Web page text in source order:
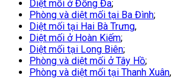
Diệt mối ở Đống Đa;
Phòng và diệt mối tại Ba Đình;
Diệt mối tại Hai Bà Trưng,
Diệt mối ở Hoàn Kiếm;
Diệt mối tại Long Biên;
Phòng và diệt mối ở Tây Hồ;
Phòng và diệt mối tại Thanh Xuân,